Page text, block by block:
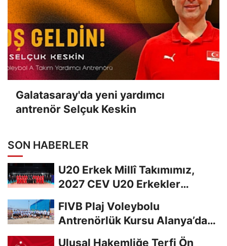
Galatasaray'da yeni yardımcı
antrenör Selçuk Keskin
SON HABERLER
U20 Erkek Millî Takımımız,
2027 CEV U20 Erkekler
FIVB Plaj Voleybolu
Antrenörlük Kursu Alanya’da
Ulusal Hakemliğe Terfi Ön